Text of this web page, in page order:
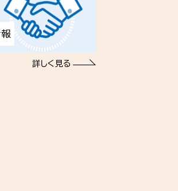
詳しく見る